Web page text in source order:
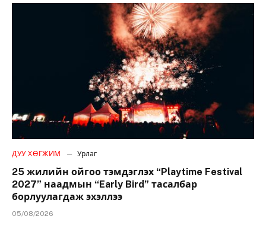
ДУУ ХӨГЖИМ Урлаг
25 жилийн ойгоо тэмдэглэх “Playtime Festival
2027” наадмын “Early Bird” тасалбар
борлуулагдаж эхэллээ
05/08/2026